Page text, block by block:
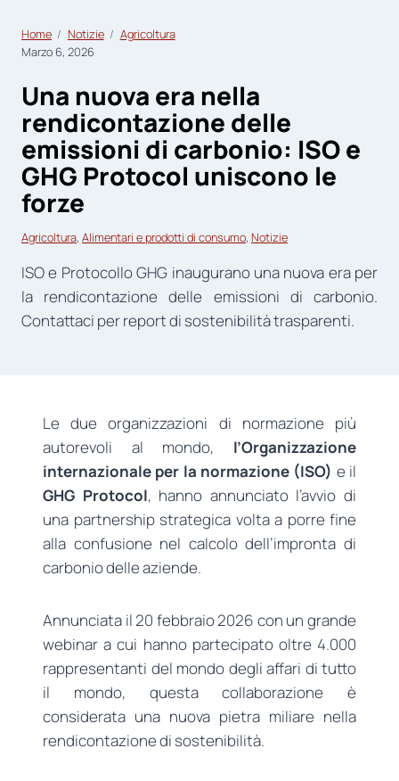
Home Notizie
Agricoltura
Marzo 6, 2026
Una nuova era nella
rendicontazione delle
emissioni di carbonio: ISO e
GHG Protocol uniscono le
forze
Agricoltura, Alimentari e prodotti di consumo, Notizie
ISO e Protocollo GHG inaugurano una nuova era per
la rendicontazione delle emissioni di carbonio.
Contattaci per report di sostenibilità trasparenti.
Le due organizzazioni di normazione più
autorevoli al mondo, l’Organizzazione
internazionale per la normazione (ISO) e il
GHG Protocol, hanno annunciato l’avvio di
una partnership strategica volta a porre fine
alla confusione nel calcolo dell’impronta di
carbonio delle aziende.
Annunciata il 20 febbraio 2026 con un grande
webinar a cui hanno partecipato oltre 4.000
rappresentanti del mondo degli affari di tutto
il mondo, questa collaborazione è
considerata una nuova pietra miliare nella
rendicontazione di sostenibilità.